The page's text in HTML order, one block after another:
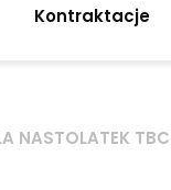
Kontraktacje
NASTOLATEK